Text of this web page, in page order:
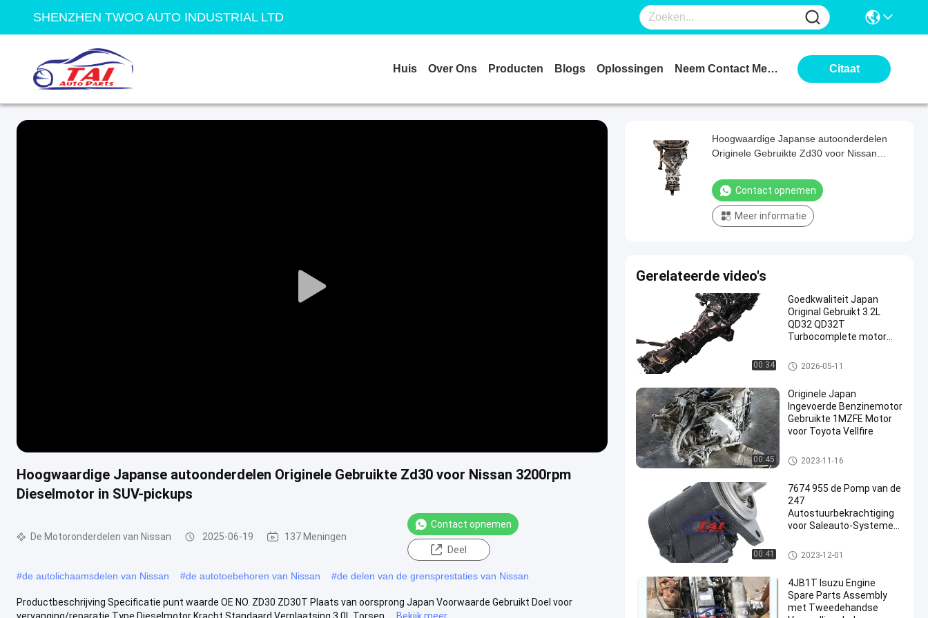
SHENZHEN TWOO AUTO INDUSTRIAL LTD
Huis Over Ons Producten Blogs Oplossingen Neem Contact Met Ons Op Citaat
Play
Hoogwaardige Japanse autoonderdelen Originele Gebruikte Zd30 voor Nissan 3200rpm
Dieselmotor in SUV-pickups
De Motoronderdelen van Nissan 2025-06-19 137 Meningen
Contact opnemen
Deel
#de autolichaamsdelen van Nissan #de autotoebehoren van Nissan #de delen van de grensprestaties van Nissan
Productbeschrijving Specificatie punt waarde OE NO. ZD30 ZD30T Plaats van oorsprong Japan Voorwaarde Gebruikt Doel voor
vervanging/reparatie Type Dieselmotor Kracht Standaard Verplaatsing 3.0L Torsen ...
Bekijk meer
Hoogwaardige Japanse autoonderdelen
Originele Gebruikte Zd30 voor Nissan
Contact opnemen
Meer informatie
Gerelateerde video's
00:34
Goedkwaliteit Japan
Original Gebruikt 3.2L
QD32 QD32T
Turbocomplete motor
De Motoronderdelen van Niss
an
2026-05-11
00:45
Originele Japan
Ingevoerde Benzinemotor
Gebruikte 1MZFE Motor
voor Toyota Vellfire
Gebruikte Japanse Motoren
2023-11-16
00:41
7674 955 de Pomp van de
247
Autostuurbekrachtiging
voor Saleauto-Systemen
Automotor
De Pomp van de autostuurbekr
achtiging
2023-12-01
4JB1T Isuzu Engine
Spare Parts Assembly
met Tweedehandse